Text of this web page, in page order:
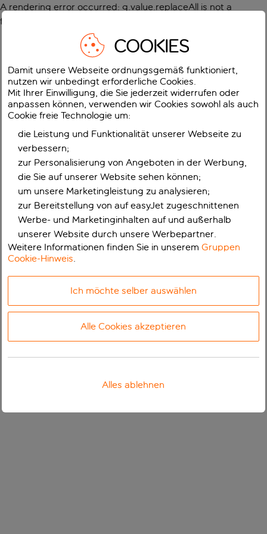
A rendering error occurred: g.value.replaceAll is not a
function
COOKIES
Damit unsere Webseite ordnungsgemäß funktioniert,
nutzen wir unbedingt erforderliche Cookies.
Mit Ihrer Einwilligung, die Sie jederzeit widerrufen oder
anpassen können, verwenden wir Cookies sowohl als auch
Cookie freie Technologie um:
die Leistung und Funktionalität unserer Webseite zu
verbessern;
zur Personalisierung von Angeboten in der Werbung,
die Sie auf unserer Website sehen können;
um unsere Marketingleistung zu analysieren;
zur Bereitstellung von auf easyJet zugeschnittenen
Werbe- und Marketinginhalten auf und außerhalb
unserer Website durch unsere Werbepartner.
Weitere Informationen finden Sie in unseremGruppen
Cookie-Hinweis.
Ich möchte selber auswählen
Alle Cookies akzeptieren
Alles ablehnen